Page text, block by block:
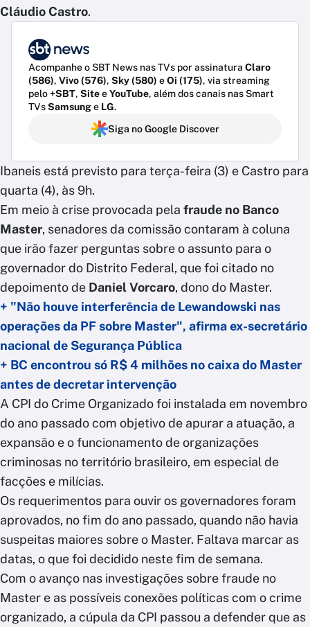
Cláudio Castro.
Acompanhe o SBT News nas TVs por assinatura Claro
(586), Vivo (576), Sky (580) eOi (175), via streaming
pelo+SBT, SiteeYouTube, além dos canais nas Smart
TVsSamsunge LG.
Siga no Google Discover
Ibaneis está previsto para terça-feira (3) e Castro para
quarta (4), às 9h.
Em meio à crise provocada pela fraude no Banco
Master, senadores da comissão contaram à coluna
que irão fazer perguntas sobre o assunto para o
governador do Distrito Federal, que foi citado no
depoimento de Daniel Vorcaro, dono do Master.
+ "Não houve interferência de Lewandowski nas
operações da PF sobre Master", afirma ex-secretário
nacional de Segurança Pública
+ BC encontrou só R$ 4 milhões no caixa do Master
antes de decretar intervenção
A CPI do Crime Organizado foi instalada em novembro
do ano passado com objetivo de apurar a atuação, a
expansão e o funcionamento de organizações
criminosas no território brasileiro, em especial de
facções e milícias.
Os requerimentos para ouvir os governadores foram
aprovados, no fim do ano passado, quando não havia
suspeitas maiores sobre o Master. Faltava marcar as
datas, o que foi decidido neste fim de semana.
Com o avanço nas investigações sobre fraude no
Master e as possíveis conexões políticas com o crime
organizado, a cúpula da CPI passou a defender que as